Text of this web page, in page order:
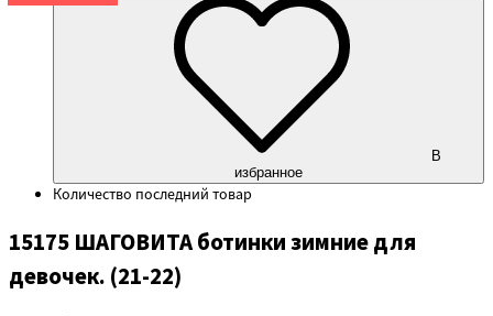
В
избранное
Количество последний товар
15175 ШАГОВИТА ботинки зимние для
девочек. (21-22)